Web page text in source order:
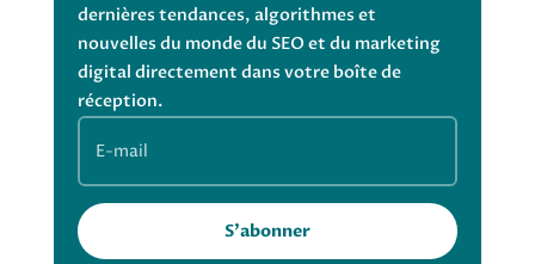
dernières tendances, algorithmes et
nouvelles du monde du SEO et du marketing
digital directement dans votre boîte de
réception.
S'abonner